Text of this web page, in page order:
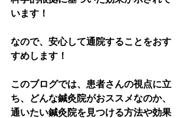
います！
なので、安心して通院することをおす
すめします！
このブログでは、患者さんの視点に立
ち、どんな鍼灸院がおススメなのか、
通いたい鍼灸院を見つける方法や効果